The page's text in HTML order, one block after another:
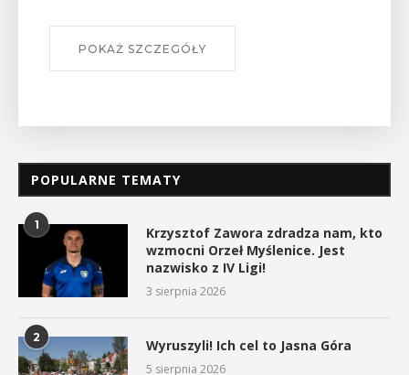
POKAŻ SZCZEGÓŁY
POPULARNE TEMATY
1
Krzysztof Zawora zdradza nam, kto
wzmocni Orzeł Myślenice. Jest
nazwisko z IV Ligi!
3 sierpnia 2026
2 Wyruszyli! Ich cel to Jasna Góra
5 sierpnia 2026